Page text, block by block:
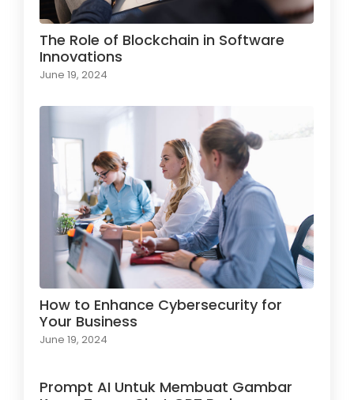
The Role of Blockchain in Software
Innovations
June 19, 2024
How to Enhance Cybersecurity for
Your Business
June 19, 2024
Prompt AI Untuk Membuat Gambar